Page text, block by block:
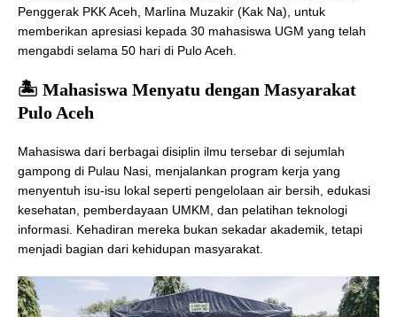
Penggerak PKK Aceh, Marlina Muzakir (Kak Na), untuk
memberikan apresiasi kepada 30 mahasiswa UGM yang telah
mengabdi selama 50 hari di Pulo Aceh.
🏝️ Mahasiswa Menyatu dengan Masyarakat
Pulo Aceh
Mahasiswa dari berbagai disiplin ilmu tersebar di sejumlah
gampong di Pulau Nasi, menjalankan program kerja yang
menyentuh isu-isu lokal seperti pengelolaan air bersih, edukasi
kesehatan, pemberdayaan UMKM, dan pelatihan teknologi
informasi. Kehadiran mereka bukan sekadar akademik, tetapi
menjadi bagian dari kehidupan masyarakat.